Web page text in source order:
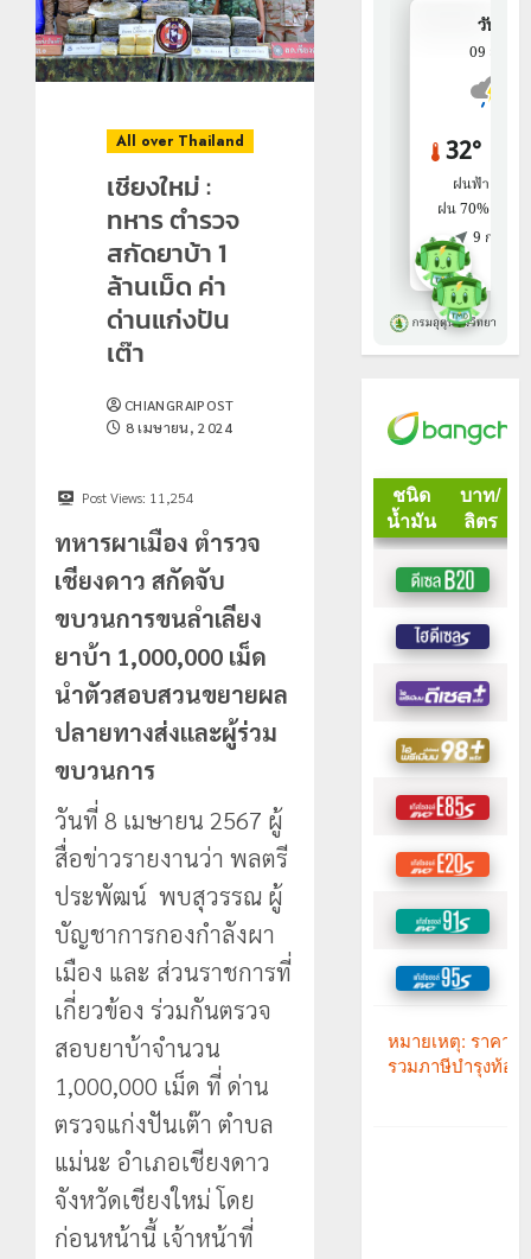
All over Thailand
เชียงใหม่ :
ทหาร ตำรวจ
สกัดยาบ้า 1
ล้านเม็ด ค่า
ด่านแก่งปัน
เต๊า
CHIANGRAIPOST
8 เมษายน, 2024
Post Views: 11,254
ทหารผาเมือง ตำรวจ
เชียงดาว สกัดจับ
ขบวนการขนลำเลียง
ยาบ้า 1,000,000 เม็ด
นำตัวสอบสวนขยายผล
ปลายทางส่งและผู้ร่วม
ขบวนการ
วันที่ 8 เมษายน 2567 ผู้
สื่อข่าวรายงานว่า พลตรี
ประพัฒน์ พบสุวรรณ ผู้
บัญชาการกองกำลังผา
เมือง และ ส่วนราชการที่
เกี่ยวข้อง ร่วมกันตรวจ
สอบยาบ้าจำนวน
1,000,000 เม็ด ที่ ด่าน
ตรวจแก่งปันเต๊า ตำบล
แม่นะ อำเภอเชียงดาว
จังหวัดเชียงใหม่ โดย
ก่อนหน้านี้ เจ้าหน้าที่